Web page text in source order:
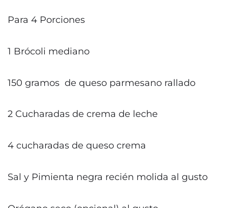
Para 4 Porciones
1 Brócoli mediano
150 gramos de queso parmesano rallado
2 Cucharadas de crema de leche
4 cucharadas de queso crema
Sal y Pimienta negra recién molida al gusto